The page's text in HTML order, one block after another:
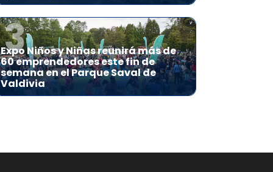
3
Expo Niños y Niñas reunirá más de
60 emprendedores este fin de
semana en el Parque Saval de
Valdivia